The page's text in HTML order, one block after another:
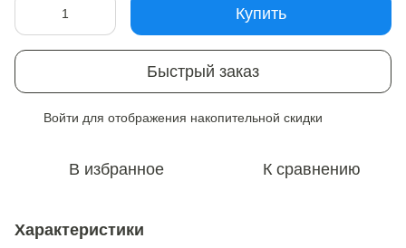
Купить
Быстрый заказ
Войти для отображения накопительной скидки
В избранное К сравнению
Характеристики